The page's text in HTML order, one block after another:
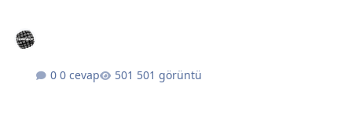
0 cevap 501 görüntü